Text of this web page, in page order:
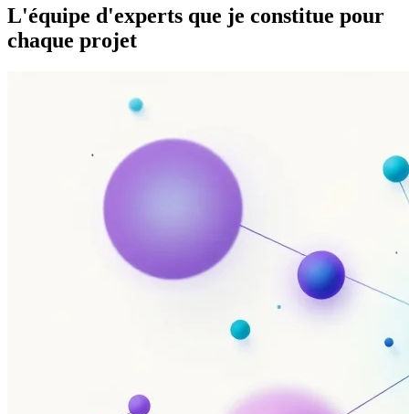
L'équipe d'experts que je constitue pour
chaque projet